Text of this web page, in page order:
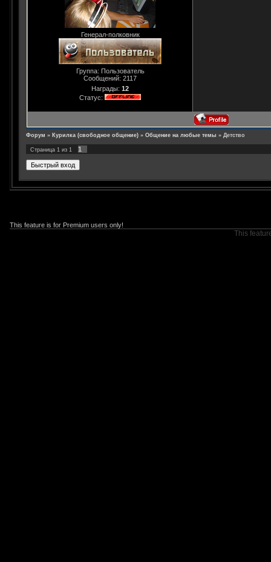
Генерал-полковник
Группа: Пользователь
Сообщений: 2117
Награды: 12
Статус:
Форум » Курилка (свободное общение) » Общение на любые темы » Детство
Страница 1 из 1 1
This feature is for Premium users only!
This